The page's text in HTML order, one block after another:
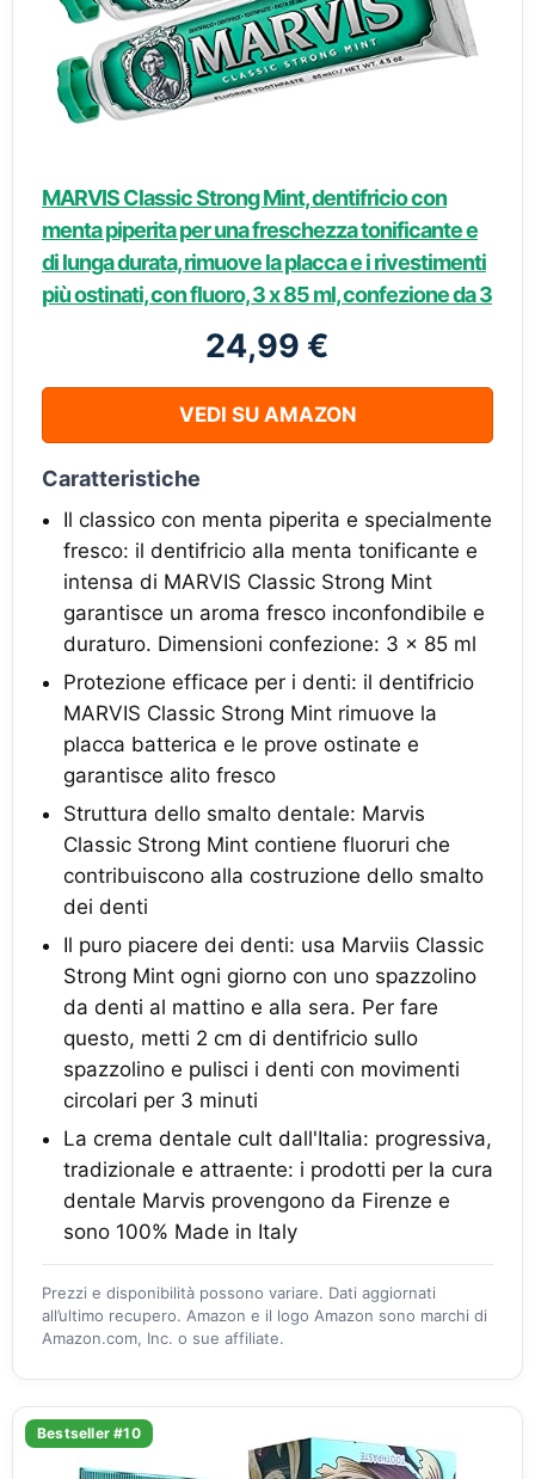
MARVIS Classic Strong Mint, dentifricio con
menta piperita per una freschezza tonificante e
di lunga durata, rimuove la placca e i rivestimenti
più ostinati, con fluoro, 3 x 85 ml, confezione da 3
24,99 €
VEDI SU AMAZON
Caratteristiche
Il classico con menta piperita e specialmente
fresco: il dentifricio alla menta tonificante e
intensa di MARVIS Classic Strong Mint
garantisce un aroma fresco inconfondibile e
duraturo. Dimensioni confezione: 3 x 85 ml
Protezione efficace per i denti: il dentifricio
MARVIS Classic Strong Mint rimuove la
placca batterica e le prove ostinate e
garantisce alito fresco
Struttura dello smalto dentale: Marvis
Classic Strong Mint contiene fluoruri che
contribuiscono alla costruzione dello smalto
dei denti
Il puro piacere dei denti: usa Marviis Classic
Strong Mint ogni giorno con uno spazzolino
da denti al mattino e alla sera. Per fare
questo, metti 2 cm di dentifricio sullo
spazzolino e pulisci i denti con movimenti
circolari per 3 minuti
La crema dentale cult dall'Italia: progressiva,
tradizionale e attraente: i prodotti per la cura
dentale Marvis provengono da Firenze e
sono 100% Made in Italy
Prezzi e disponibilità possono variare. Dati aggiornati
all’ultimo recupero. Amazon e il logo Amazon sono marchi di
Amazon.com, Inc. o sue affiliate.
Bestseller #10